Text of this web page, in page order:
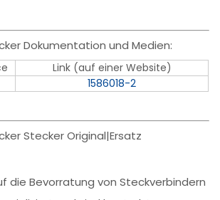
Dokumentation und Medien:
Link (auf einer Website)
1586018-2
Stecker Original|Ersatz
die Bevorratung von Steckverbindern